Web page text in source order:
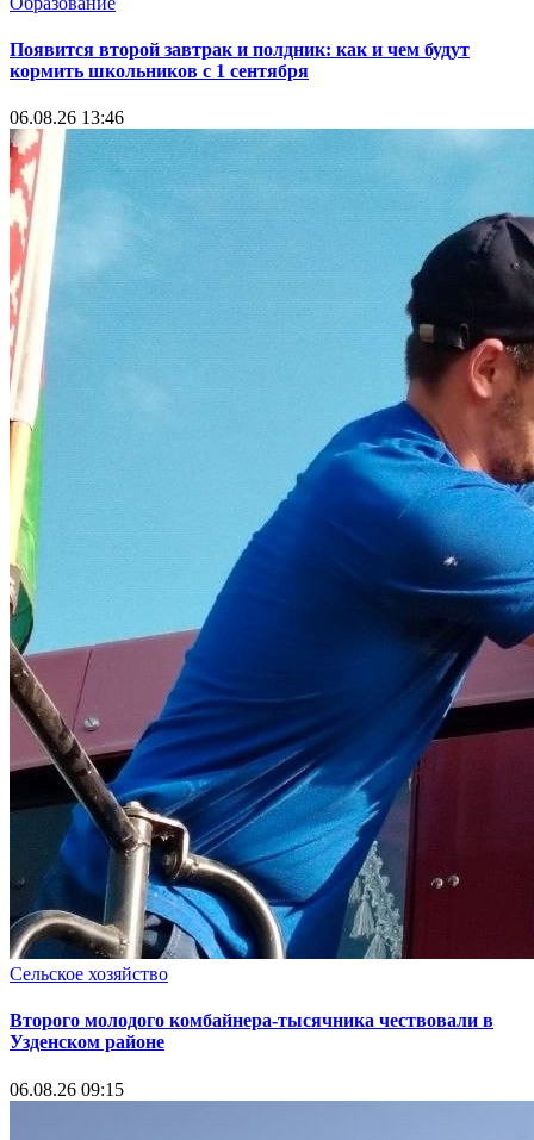
Появится второй завтрак и полдник: как и чем будут
кормить школьников с 1 сентября
06.08.26 13:46
Сельское хозяйство
Второго молодого комбайнера-тысячника чествовали в
Узденском районе
06.08.26 09:15